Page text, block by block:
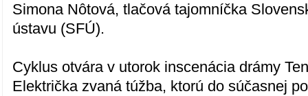
Simona Nôtová, tlačová tajomníčka
ústavu (SFÚ).
Cyklus otvára v utorok inscenácia drámy
Električka zvaná túžba, ktorú do súčasnej